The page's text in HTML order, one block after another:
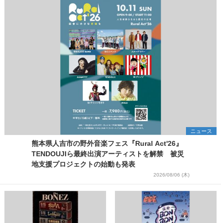
ニュース
熊本県人吉市の野外音楽フェス『Rural Act'26』
TENDOUJIら最終出演アーティストを解禁 被災
地支援プロジェクトの始動も発表
2026/08/06 (木)